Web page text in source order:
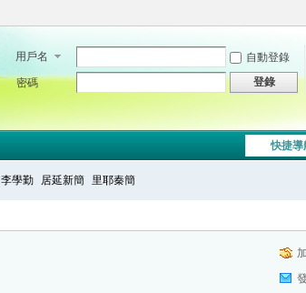
用戶名 自動登錄
密碼
登錄
快捷導
李學勤 居延新簡 里耶秦簡